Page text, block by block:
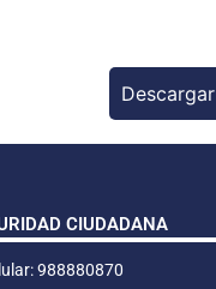
Descargar
CIUDADANA
988880870